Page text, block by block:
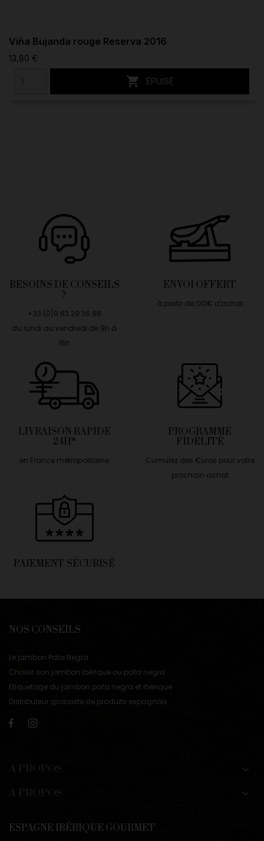
Viña Bujanda rouge Reserva 2016
13,80 €
 ÉPUISÉ
BESOINS DE CONSEILS
?
+33 (0)9 83 29 36 98
du lundi au vendredi de 9h à
16h
ENVOI OFFERT
à partir de 120€ d'achat
LIVRAISON RAPIDE
24H*
en France métropolitaine
PROGRAMME
FIDÉLITÉ
Cumulez des €uros pour votre
prochain achat
PAIEMENT SÉCURISÉ
NOS CONSEILS
Le jambon Pata Negra
Choisir son jambon ibérique ou pata negra
Etiquetage du jambon pata negra et ibérique
Distributeur grossiste de produits espagnols
ESPAGNE IBÉRIQUE GOURMET